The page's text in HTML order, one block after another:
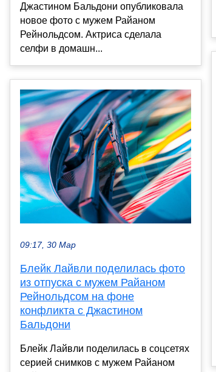
Джастином Бальдони опубликовала
новое фото с мужем Райаном
Рейнольдсом. Актриса сделала
селфи в домашн...
09:17, 30 Мар
Блейк Лайвли поделилась фото
из отпуска с мужем Райаном
Рейнольдсом на фоне
конфликта с Джастином
Бальдони
Блейк Лайвли поделилась в соцсетях
серией снимков с мужем Райаном